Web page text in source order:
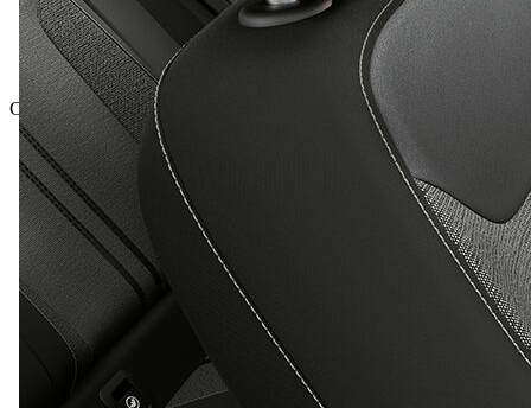
Celková cena vrátane DPH